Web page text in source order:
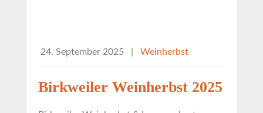
24. September 2025 Weinherbst
Birkweiler Weinherbst 2025